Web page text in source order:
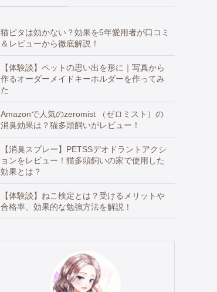
猫ピタは効かない？効果を5年愛用者が口コミ
＆レビューから徹底解説！
【体験談】ペットの思い出を形に｜写真から
作るオーダーメイドキーホルダーを作ってみ
た
Amazonで人気のzeromist （ゼロミスト）の
消臭効果は？猫多頭飼いがレビュー！
【消臭スプレー】PETSSデオドラントアクシ
ョンをレビュー！猫多頭飼いの家で使用した
効果とは？
【体験談】ねこ検定とは？受けるメリットや
合格率、効果的な勉強方法を解説！